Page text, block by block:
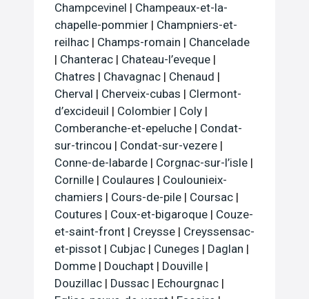
Champcevinel | Champeaux-et-la-
chapelle-pommier | Champniers-et-
reilhac | Champs-romain | Chancelade
| Chanterac | Chateau-l’eveque |
Chatres | Chavagnac | Chenaud |
Cherval | Cherveix-cubas | Clermont-
d’excideuil | Colombier | Coly |
Comberanche-et-epeluche | Condat-
sur-trincou | Condat-sur-vezere |
Conne-de-labarde | Corgnac-sur-l’isle |
Cornille | Coulaures | Coulounieix-
chamiers | Cours-de-pile | Coursac |
Coutures | Coux-et-bigaroque | Couze-
et-saint-front | Creysse | Creyssensac-
et-pissot | Cubjac | Cuneges | Daglan |
Domme | Douchapt | Douville |
Douzillac | Dussac | Echourgnac |